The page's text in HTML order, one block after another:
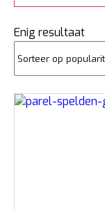
Enig resultaat